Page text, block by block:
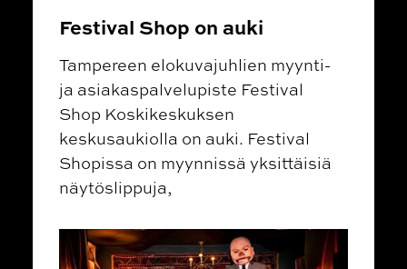
Festival Shop on auki
Tampereen elokuvajuhlien myynti-
ja asiakaspalvelupiste Festival
Shop Koskikeskuksen
keskusaukiolla on auki. Festival
Shopissa on myynnissä yksittäisiä
näytöslippuja,